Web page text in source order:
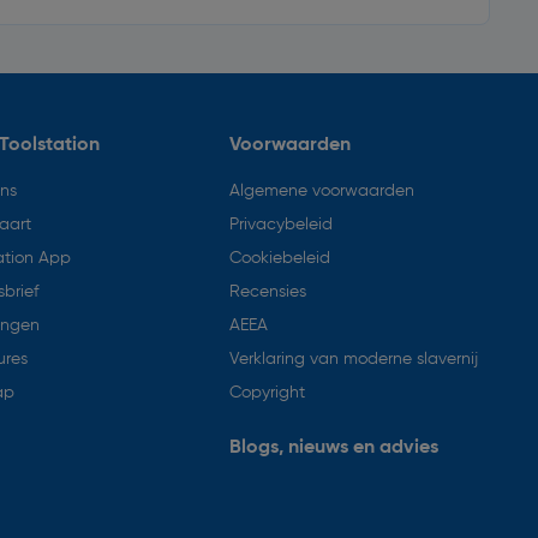
App
Voorwaarden
Algemene voorwaarden
Privacybeleid
Cookiebeleid
Recensies
AEEA
Verklaring van moderne slavernij
Copyright
Blogs, nieuws en advies